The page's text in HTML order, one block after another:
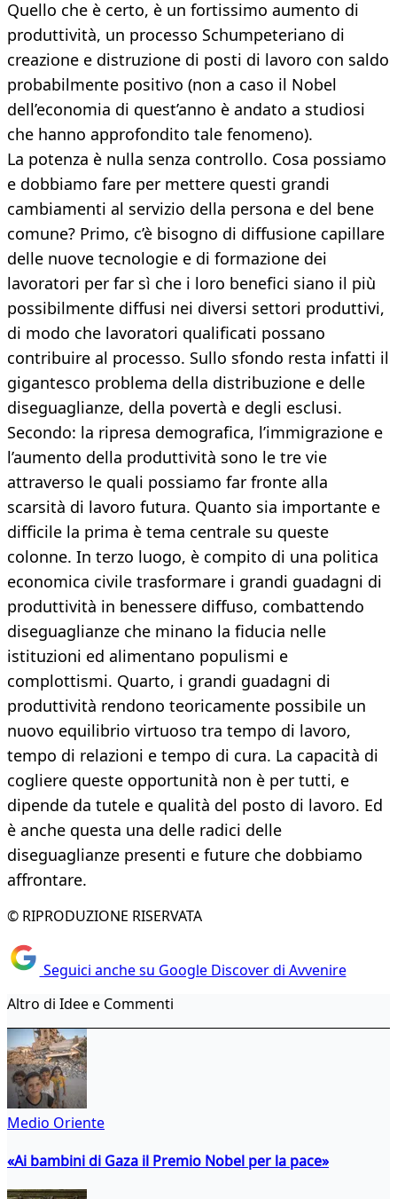
Quello che è certo, è un fortissimo aumento di
produttività, un processo Schumpeteriano di
creazione e distruzione di posti di lavoro con saldo
probabilmente positivo (non a caso il Nobel
dell’economia di quest’anno è andato a studiosi
che hanno approfondito tale fenomeno).
La potenza è nulla senza controllo. Cosa possiamo
e dobbiamo fare per mettere questi grandi
cambiamenti al servizio della persona e del bene
comune? Primo, c’è bisogno di diffusione capillare
delle nuove tecnologie e di formazione dei
lavoratori per far sì che i loro benefici siano il più
possibilmente diffusi nei diversi settori produttivi,
di modo che lavoratori qualificati possano
contribuire al processo. Sullo sfondo resta infatti il
gigantesco problema della distribuzione e delle
diseguaglianze, della povertà e degli esclusi.
Secondo: la ripresa demografica, l’immigrazione e
l’aumento della produttività sono le tre vie
attraverso le quali possiamo far fronte alla
scarsità di lavoro futura. Quanto sia importante e
difficile la prima è tema centrale su queste
colonne. In terzo luogo, è compito di una politica
economica civile trasformare i grandi guadagni di
produttività in benessere diffuso, combattendo
diseguaglianze che minano la fiducia nelle
istituzioni ed alimentano populismi e
complottismi. Quarto, i grandi guadagni di
produttività rendono teoricamente possibile un
nuovo equilibrio virtuoso tra tempo di lavoro,
tempo di relazioni e tempo di cura. La capacità di
cogliere queste opportunità non è per tutti, e
dipende da tutele e qualità del posto di lavoro. Ed
è anche questa una delle radici delle
diseguaglianze presenti e future che dobbiamo
affrontare.
© RIPRODUZIONE RISERVATA
Seguici anche su Google Discover di Avvenire
Altro di Idee e Commenti
Medio Oriente
«Ai bambini di Gaza il Premio Nobel per la pace»